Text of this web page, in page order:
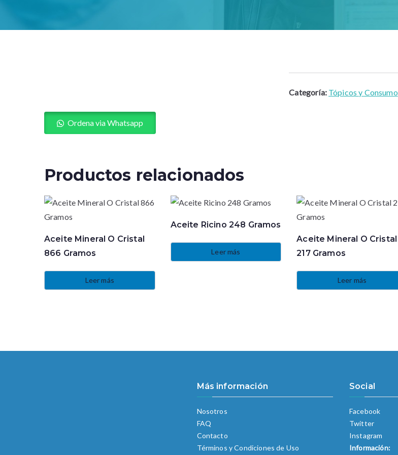
Categoría: Tópicos y Consumo
Ordena via Whatsapp
Productos relacionados
Aceite Mineral O Cristal
866 Gramos
Leer más
Aceite Ricino 248 Gramos
Leer más
Aceite Mineral O Cristal
217 Gramos
Leer más
Más información
Nosotros
FAQ
Contacto
Términos y Condiciones de Uso
Social
Facebook
Twitter
Instagram
Información: